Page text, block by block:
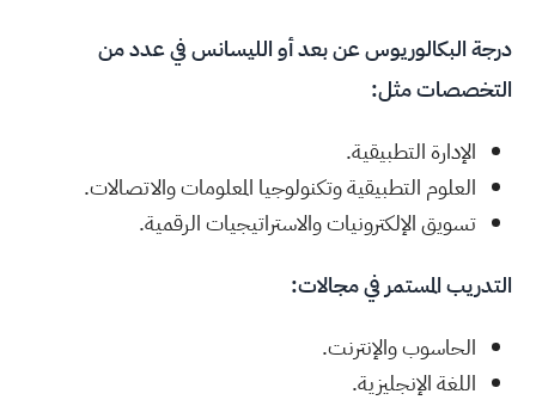
درجة البكالوريوس عن بعد أو الليسانس في عدد من
التخصصات مثل:
الإدارة التطبيقية.
العلوم التطبيقية وتكنولوجيا المعلومات والاتصالات.
تسويق الإلكترونيات والاستراتيجيات الرقمية.
التدريب المستمر في مجالات:
الحاسوب والإنترنت.
اللغة الإنجليزية.